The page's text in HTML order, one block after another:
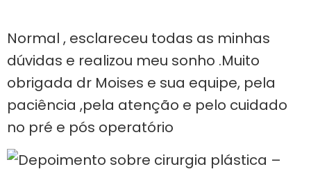
Normal , esclareceu todas as minhas
dúvidas e realizou meu sonho .Muito
obrigada dr Moises e sua equipe, pela
paciência ,pela atenção e pelo cuidado
no pré e pós operatório